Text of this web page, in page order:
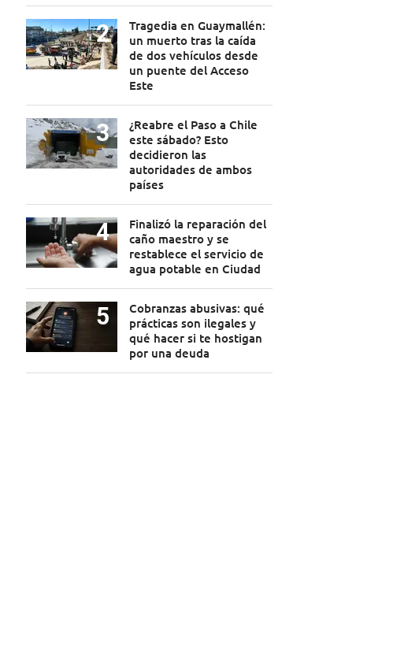
Tragedia en Guaymallén:
un muerto tras la caída
de dos vehículos desde
un puente del Acceso
Este
¿Reabre el Paso a Chile
este sábado? Esto
decidieron las
autoridades de ambos
países
Finalizó la reparación del
caño maestro y se
restablece el servicio de
agua potable en Ciudad
Cobranzas abusivas: qué
prácticas son ilegales y
qué hacer si te hostigan
por una deuda